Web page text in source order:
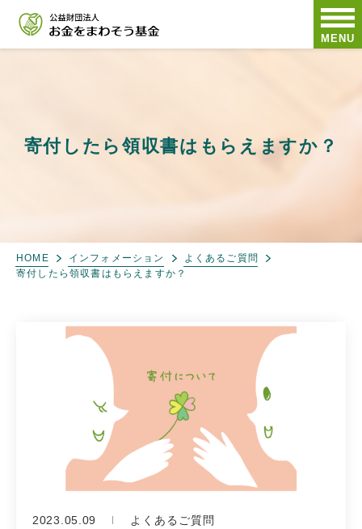
MENU
寄付したら領収書はもらえますか？
HOME インフォメーション
よくあるご質問
寄付したら領収書はもらえますか？
2023.05.09 よくあるご質問